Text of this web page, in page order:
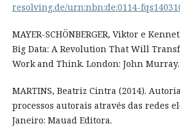
resolving.de/urn:nbn:de:0114-
MAYER-SCHÖNBERGER, Viktor e
Big Data: A Revolution That Will
Work and Think. London: John Murray.
MARTINS, Beatriz Cintra (2014).
processos autorais através das redes
Janeiro: Mauad Editora.